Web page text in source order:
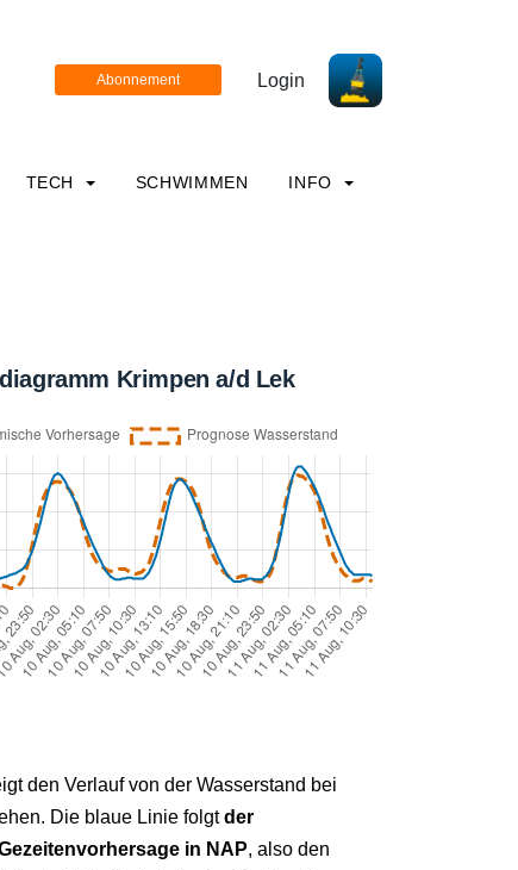
Login
TECH SCHWIMMEN INFO
Krimpen a/d Lek
den Verlauf von der Wasserstand bei
Die blaue Linie folgtder
in NAP, also den